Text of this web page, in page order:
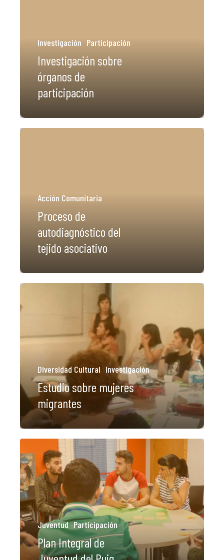
Investigación Participación
Investigación sobre
órganos de
participación
Acción Comunitaria
Proceso de
autodiagnóstico del
tejido asociativo
Diversidad Cultural Investigación
Estudio sobre mujeres
migrantes
Juventud Participación
Plan Integral de